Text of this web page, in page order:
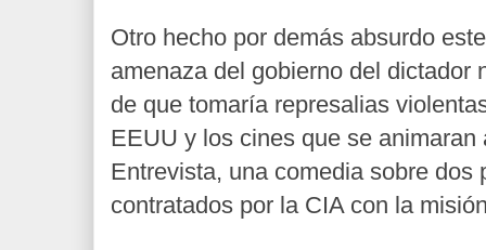
Otro hecho por demás absurdo
amenaza del gobierno del dictador
de que tomaría represalias
EEUU y los cines que se
Entrevista, una comedia sobre dos
contratados por la CIA con la